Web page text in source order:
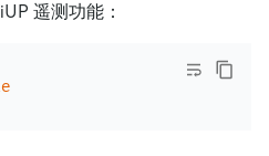
遥测功能：